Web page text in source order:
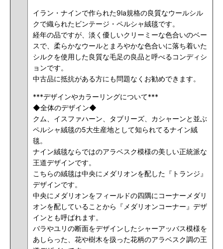
イラン・ナインで作られた9la規格の良質なウールシル
クで織られたビンテージ・ペルシャ絨毯です。
経年の品ですが、淡く優しいクリーミーな色合いのベー
スで、柔らかなウールとまろやかな色合いに落ち着いた
シルクを使用した良質な毛足の良品と呼べるコンディシ
ョンです。
中古品に抵抗がある方にも問題なくお勧めできます。
***デザインやカラーリングについて***
◆全体のデザイン◆
クム、イスファハーン、タブリーズ、カシャーンと並ぶ
ペルシャ絨毯の5大生産地として知られてるナイン絨
毯。
ナイン絨毯ならではのアラベスク模様の美しい正統派な
王道デザインです。
こちらの絨毯は中央にメダリオンを配した『トランジ』
デザインです。
中央にメダリオンをフィールドの四隅にコーナーメダリ
オンを配していることから『メダリオンコーナー』デザ
インとも呼ばれます。
バラやユリの断面をデザインしたシャーアッバス模様を
あしらった、花や樹木を扱った花柄のアラベスク調の王